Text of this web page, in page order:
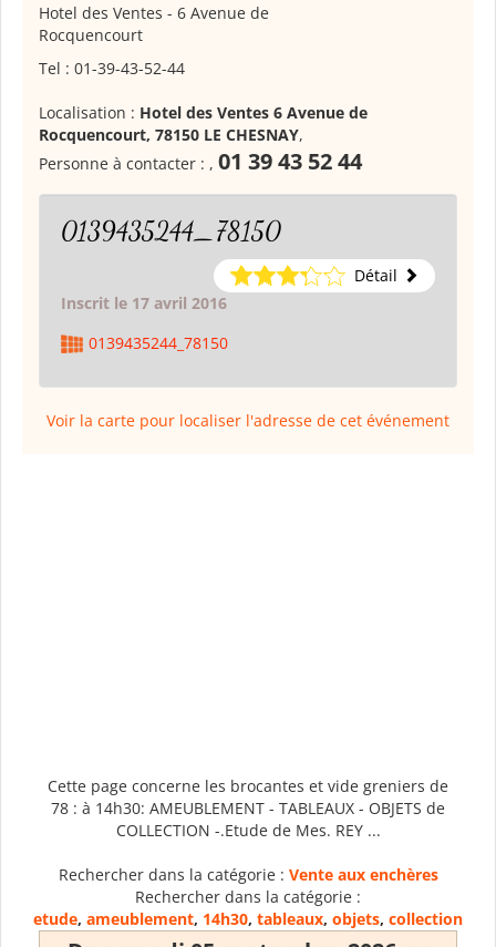
Hotel des Ventes - 6 Avenue de
Rocquencourt
Tel : 01-39-43-52-44
Localisation : Hotel des Ventes 6 Avenue de
Rocquencourt, 78150 LE CHESNAY,
Personne à contacter : , 01 39 43 52 44
0139435244_78150
Détail
Inscrit le 17 avril 2016
0139435244_78150
Voir la carte pour localiser l'adresse de cet événement
Cette page concerne les brocantes et vide greniers de
78 : à 14h30: AMEUBLEMENT - TABLEAUX - OBJETS de
COLLECTION -.Etude de Mes. REY ...
Rechercher dans la catégorie : Vente aux enchères
Rechercher dans la catégorie :
etude, ameublement, 14h30, tableaux, objets, collection